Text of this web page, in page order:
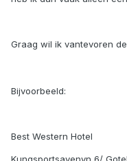
Graag wil ik vantevoren
Bijvoorbeeld:
Best Western Hotel